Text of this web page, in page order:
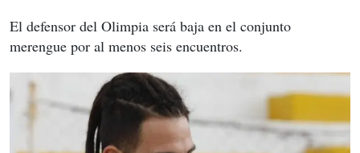
El defensor del Olimpia será baja en el conjunto
merengue por al menos seis encuentros.